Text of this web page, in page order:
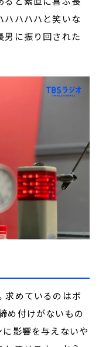
ハハハハと笑いな
男に振り回された
求めているのはボ
め付けがないもの
影響を与えないや